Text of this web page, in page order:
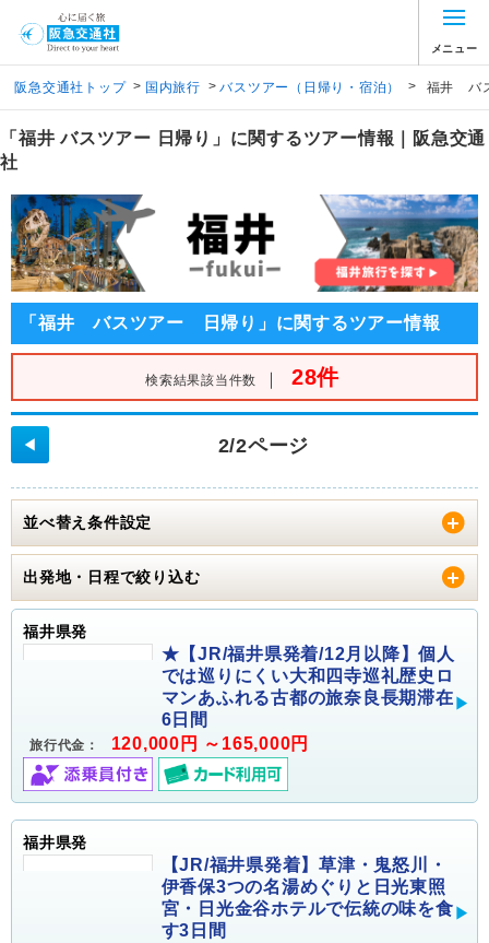
メニュー
阪急交通社トップ > 国内旅行 > バスツアー（日帰り・宿泊） > 福井 バ
「福井 バスツアー 日帰り」に関するツアー情報｜阪急交通
社
「福井 バスツアー 日帰り」に関するツアー情報
検索結果該当件数 ｜ 28件
2/2ページ
◀
並べ替え条件設定
出発地・日程で絞り込む
福井県発
★【JR/福井県発着/12月以降】個人
では巡りにくい大和四寺巡礼歴史ロ
マンあふれる古都の旅奈良長期滞在
6日間
旅行代金： 120,000円 ～165,000円
福井県発
【JR/福井県発着】草津・鬼怒川・
伊香保3つの名湯めぐりと日光東照
宮・日光金谷ホテルで伝統の味を食
す3日間